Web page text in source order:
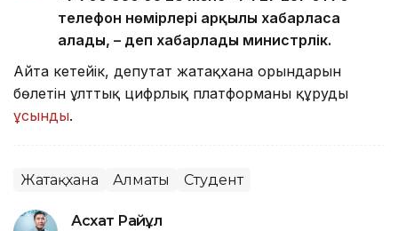
телефон нөмірлері арқылы хабарласа
алады, – деп хабарлады министрлік.
Айта кетейік, депутат жатақхана орындарын
бөлетін ұлттық цифрлық платформаны құруды
ұсынды.
Жатақхана Алматы Студент
Асхат Райқұл